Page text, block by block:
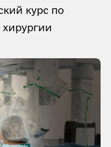
курс по